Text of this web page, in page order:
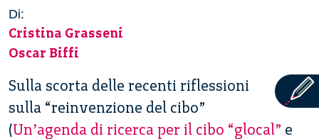
Di:
Cristina Grasseni
Oscar Biffi
Sulla scorta delle recenti riflessioni
sulla “reinvenzione del cibo”
(Un’agenda di ricerca per il cibo “glocal” e